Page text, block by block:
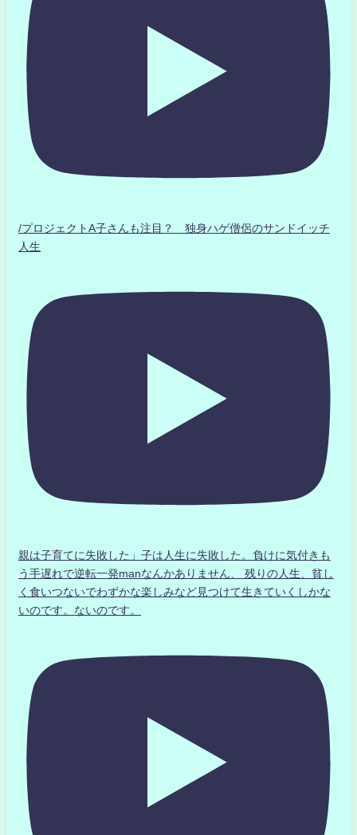
/プロジェクトA子さんも注目？ 独身ハゲ僧侶のサンドイッチ
人生
親は子育てに失敗した」子は人生に失敗した。負けに気付きも
う手遅れで逆転一発manなんかありません、 残りの人生、貧し
く食いつないでわずかな楽しみなど見つけて生きていくしかな
いのです。ないのです。